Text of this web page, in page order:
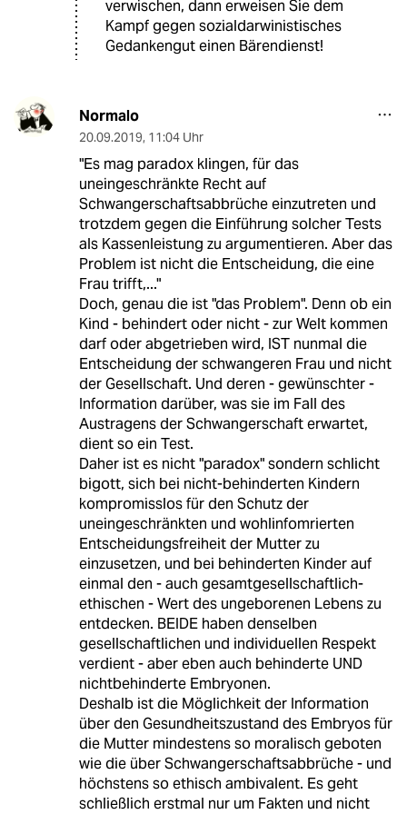
verwischen, dann erweisen Sie dem
Kampf gegen sozialdarwinistisches
Gedankengut einen Bärendienst!
Normalo
20.09.2019, 11:04 Uhr
"Es mag paradox klingen, für das
uneingeschränkte Recht auf
Schwangerschaftsabbrüche einzutreten und
trotzdem gegen die Einführung solcher Tests
als Kassenleistung zu argumentieren. Aber das
Problem ist nicht die Entscheidung, die eine
Frau trifft,..."
Doch, genau die ist "das Problem". Denn ob ein
Kind - behindert oder nicht - zur Welt kommen
darf oder abgetrieben wird, IST nunmal die
Entscheidung der schwangeren Frau und nicht
der Gesellschaft. Und deren - gewünschter -
Information darüber, was sie im Fall des
Austragens der Schwangerschaft erwartet,
dient so ein Test.
Daher ist es nicht "paradox" sondern schlicht
bigott, sich bei nicht-behinderten Kindern
kompromisslos für den Schutz der
uneingeschränkten und wohlinfomrierten
Entscheidungsfreiheit der Mutter zu
einzusetzen, und bei behinderten Kinder auf
einmal den - auch gesamtgesellschaftlich-
ethischen - Wert des ungeborenen Lebens zu
entdecken. BEIDE haben denselben
gesellschaftlichen und individuellen Respekt
verdient - aber eben auch behinderte UND
nichtbehinderte Embryonen.
Deshalb ist die Möglichkeit der Information
über den Gesundheitszustand des Embryos für
die Mutter mindestens so moralisch geboten
wie die über Schwangerschaftsabbrüche - und
höchstens so ethisch ambivalent. Es geht
schließlich erstmal nur um Fakten und nicht